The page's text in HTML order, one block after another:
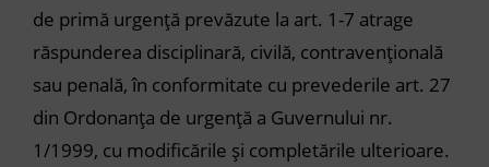
de primă urgență prevăzute la art. 1-7 atrage
răspunderea disciplinară, civilă, contravențională
sau penală, în conformitate cu prevederile art. 27
din Ordonanța de urgență a Guvernului nr.
1/1999, cu modificările și completările ulterioare.